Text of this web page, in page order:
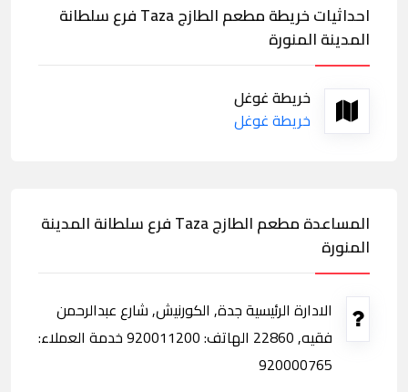
احداثيات خريطة مطعم الطازج Taza فرع سلطانة
المدينة المنورة
خريطة غوغل
خريطة غوغل
المساعدة مطعم الطازج Taza فرع سلطانة المدينة
المنورة
الادارة الرئيسية جدة, الكورنيش, شارع عبدالرحمن
فقيه, 22860 الهاتف: 920011200 خدمة العملاء:
920000765